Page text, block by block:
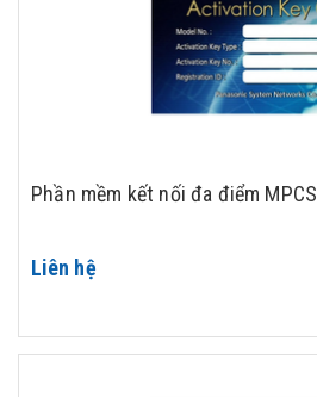
Phần mềm kết nối đa điểm MPCS
Liên hệ